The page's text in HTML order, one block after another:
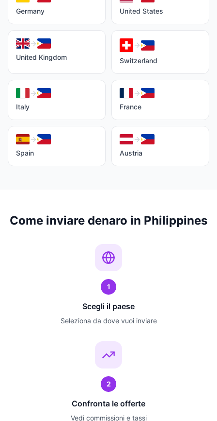
Germany United States
United Kingdom Switzerland
Italy France
Spain Austria
Come inviare denaro in Philippines
1
Scegli il paese
Seleziona da dove vuoi inviare
2
Confronta le offerte
Vedi commissioni e tassi